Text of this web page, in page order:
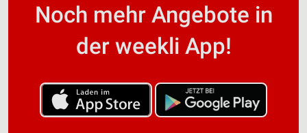
Noch mehr Angebote in
der weekli App!